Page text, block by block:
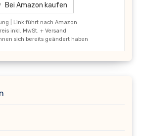
Bei Amazon kaufen
| Link führt nach Amazon
inkl. MwSt. + Versand
sich bereits geändert haben